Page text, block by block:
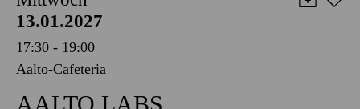
AALTO MUSIKTHEATER
AALTO BALLETT ESSEN
Mittwoch
13.01.2027
17:30 - 19:00